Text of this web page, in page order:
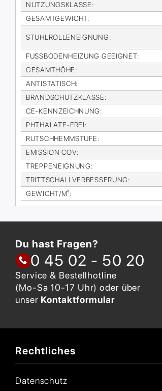
NUT­ZUNGS­KLAS­SE:
GE­SAMT­GE­WICHT:
STUHL­ROL­LEN­EIG­NUNG:
FUSS­BO­DEN­HEI­ZUNG GE­EIG­NET:
GE­SAMT­HÖ­HE:
AN­TI­STA­TISCH:
BRAND­SCHUTZ­KLAS­SE:
CE-KENN­ZEICH­NUNG:
PHTHA­LA­TE-FREI:
RUTSCH­HEMM­STU­FE:
EMIS­SI­ON COV:
TREP­PEN­EIG­NUNG:
TRITT­SCHALL­VER­BES­SE­RUNG:
GE­WICHT/M²:
Du hast Fragen?
0 45 02 - 50 20
Service & Bestellhotline
(Mo-Sa 10-17 Uhr) oder über
unser Kontaktformular
Rechtliches
Datenschutz